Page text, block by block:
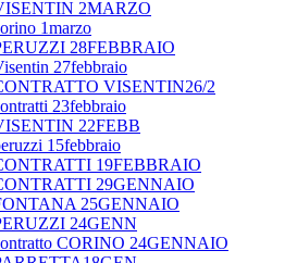
2MARZO
1marzo
28FEBBRAIO
27febbraio
VISENTIN26/2
23febbraio
22FEBB
15febbraio
19FEBBRAIO
29GENNAIO
25GENNAIO
24GENN
CORINO 24GENNAIO